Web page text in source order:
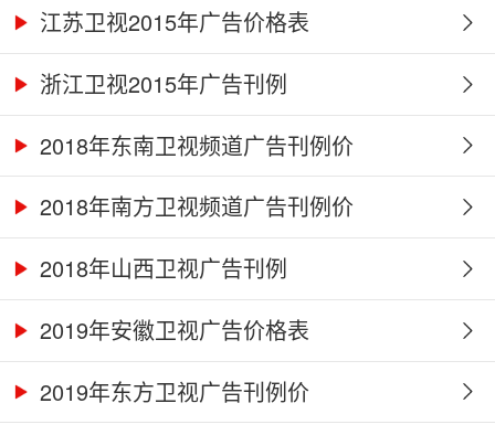
江苏卫视2015年广告价格表
浙江卫视2015年广告刊例
2018年东南卫视频道广告刊例价
2018年南方卫视频道广告刊例价
2018年山西卫视广告刊例
2019年安徽卫视广告价格表
2019年东方卫视广告刊例价